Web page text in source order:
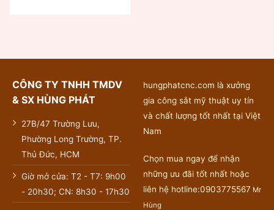
CÔNG TY TNHH TMDV
& SX HÙNG PHÁT
27B/47 Trường Lưu,
Phường Long Trường, TP.
Thủ Đức, HCM
Giờ mở cửa: T2 - T7: 9h00
- 20h30; CN: 8h30 - 17h30
hungphatcnc.com là xưởng
gia công sắt mỹ thuật uy tín
và chất lượng tốt nhất tại Việt
Nam
Chọn mua ngay để nhận
những ưu đãi tốt nhất hoặc
liên hệ hotline:0903775567 Mr
Hùng